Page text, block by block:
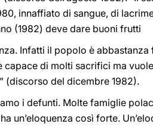
innaffiato di sangue, di
(1982) deve dare buoni frutti
Infatti il popolo è
capace di molti sacrifici ma
(discorso del dicembre 1982).
i defunti. Molte famiglie
un’eloquenza così forte.